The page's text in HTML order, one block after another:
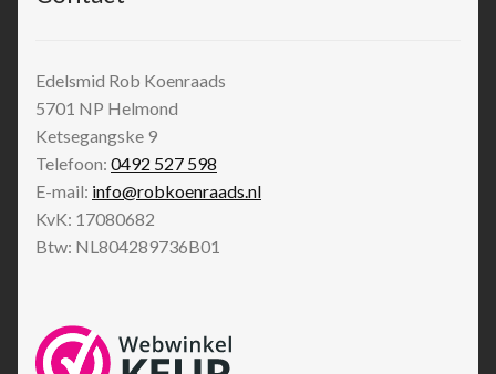
Edelsmid Rob Koenraads
5701 NP Helmond
Ketsegangske 9
Telefoon: 0492 527 598
E-mail: info@robkoenraads.nl
KvK: 17080682
Btw: NL804289736B01